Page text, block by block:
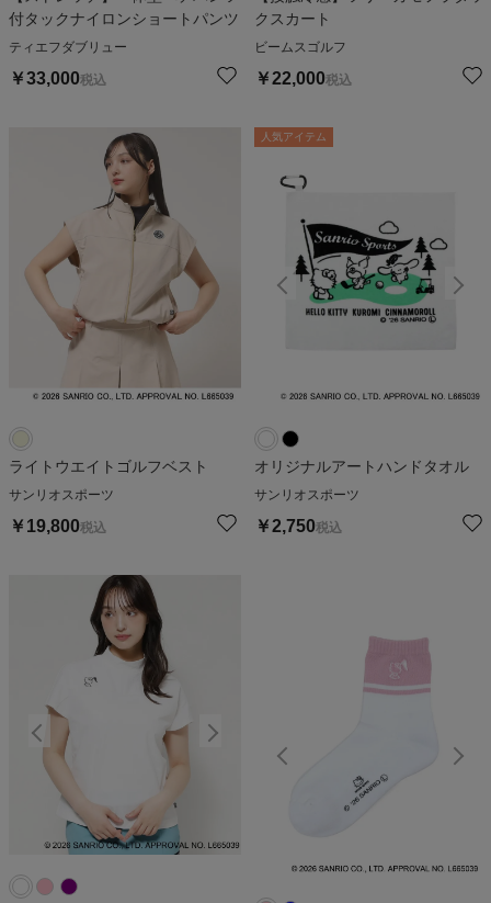
付タックナイロンショートパンツ
ティエフダブリュー
￥33,000税込
クスカート
ビームスゴルフ
￥22,000税込
ライトウエイトゴルフベスト
サンリオスポーツ
￥ 19,800税込
人気アイテム
オリジナルアートハンドタオル
サンリオスポーツ
￥2,750税込